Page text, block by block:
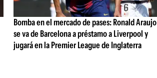
Bomba en el mercado de pases: Ronald Araujo
se va de Barcelona a préstamo a Liverpool y
jugará en la Premier League de Inglaterra